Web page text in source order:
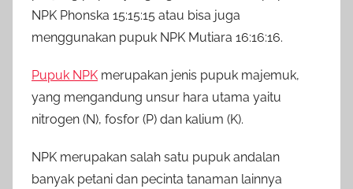
NPK Phonska 15:15:15 atau bisa juga
menggunakan pupuk NPK Mutiara 16:16:16.
Pupuk NPK merupakan jenis pupuk majemuk,
yang mengandung unsur hara utama yaitu
nitrogen (N), fosfor (P) dan kalium (K).
NPK merupakan salah satu pupuk andalan
banyak petani dan pecinta tanaman lainnya